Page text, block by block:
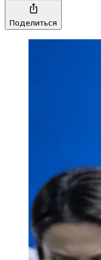
Поделиться